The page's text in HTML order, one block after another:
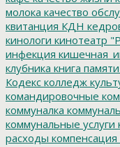
молока качество
квитанция КДН
кинологи кинотеатр
инфекция
клубника книга памяти
Кодекс колледж
командировочные
коммуналка
коммунальные услуги
расходы компенсация